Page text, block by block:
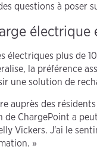
questions à poser
électrique
électriques plus de
la préférence
une solution de
auprès des
ChargePoint a
Vickers. J'ai le
»